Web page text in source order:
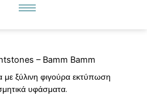
– Bamm Bamm
με ξύλινη φιγούρα εκτύπωση
υφάσματα.